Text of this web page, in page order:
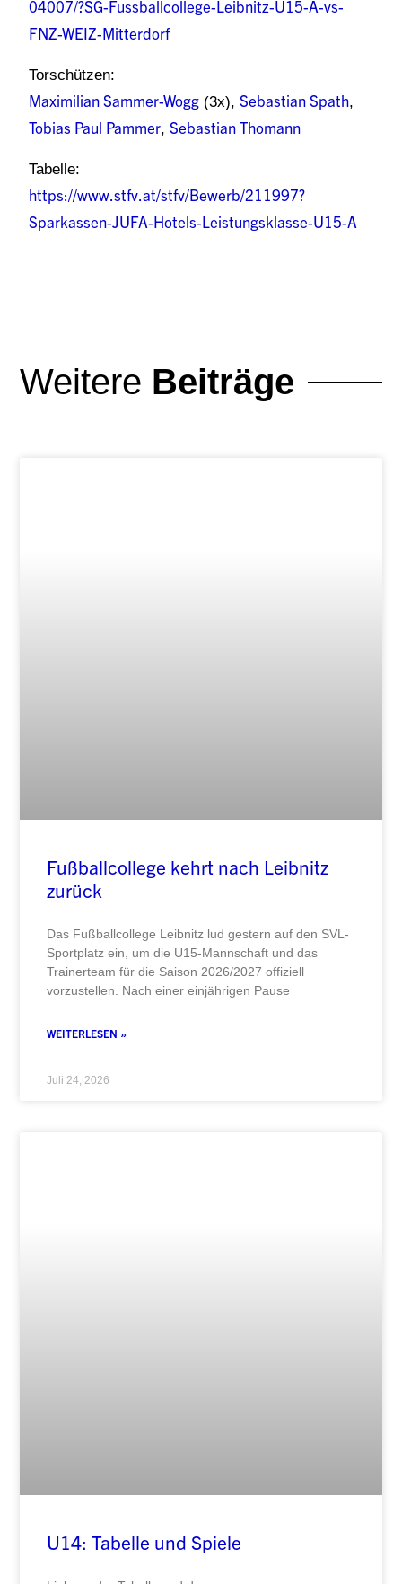
04007/?SG-Fussballcollege-Leibnitz-U15-A-vs-
FNZ-WEIZ-Mitterdorf
Torschützen:
Maximilian Sammer-Wogg (3x),Sebastian Spath,
Tobias Paul Pammer,Sebastian Thomann
Tabelle:
https://www.stfv.at/stfv/Bewerb/211997?
Sparkassen-JUFA-Hotels-Leistungsklasse-U15-A
Weitere Beiträge
Fußballcollege kehrt nach Leibnitz
zurück
Das Fußballcollege Leibnitz lud gestern auf den SVL-
Sportplatz ein, um die U15-Mannschaft und das
Trainerteam für die Saison 2026/2027 offiziell
vorzustellen. Nach einer einjährigen Pause
WEITERLESEN »
Juli 24, 2026
U14: Tabelle und Spiele